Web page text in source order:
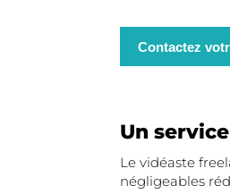
Contactez
Un
Le vidéaste
négligeables